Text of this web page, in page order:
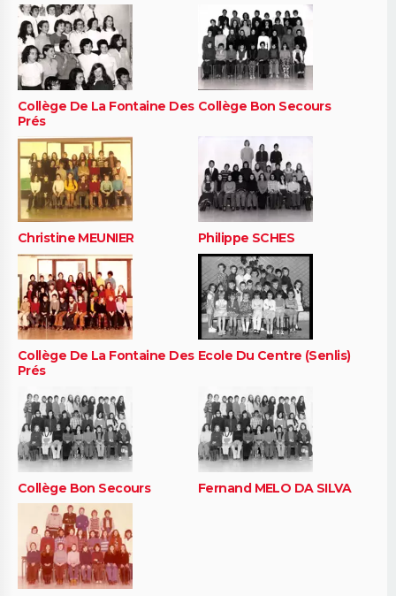
Collège De La Fontaine Des
Prés
Collège Bon Secours
Christine MEUNIER Philippe SCHES
Collège De La Fontaine Des
Prés
Ecole Du Centre (Senlis)
Collège Bon Secours Fernand MELO DA SILVA